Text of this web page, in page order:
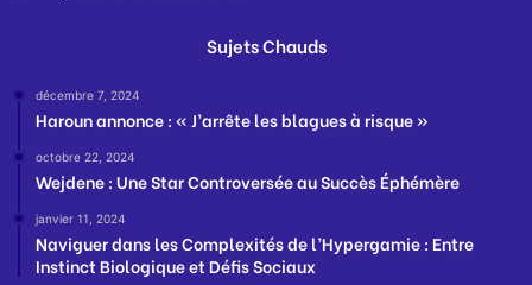
Sujets Chauds
décembre 7, 2024
Haroun annonce : « J’arrête les blagues à risque »
octobre 22, 2024
Wejdene : Une Star Controversée au Succès Éphémère
janvier 11, 2024
Naviguer dans les Complexités de l’Hypergamie : Entre
Instinct Biologique et Défis Sociaux